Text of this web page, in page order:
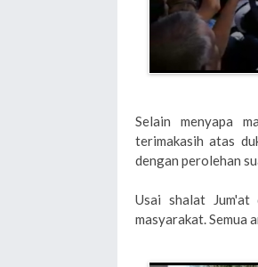
Selain menyapa
terimakasih atas
dengan perolehan
Usai shalat Jum'at
masyarakat. Semua